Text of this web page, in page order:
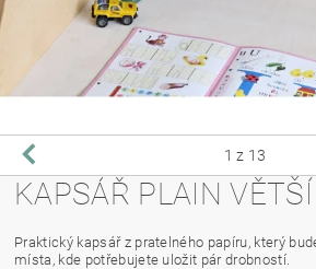
1 z 13
KAPSÁŘ PLAIN VĚTŠÍ
Praktický kapsář z pratelného papíru, který
místa, kde potřebujete uložit pár drobností.